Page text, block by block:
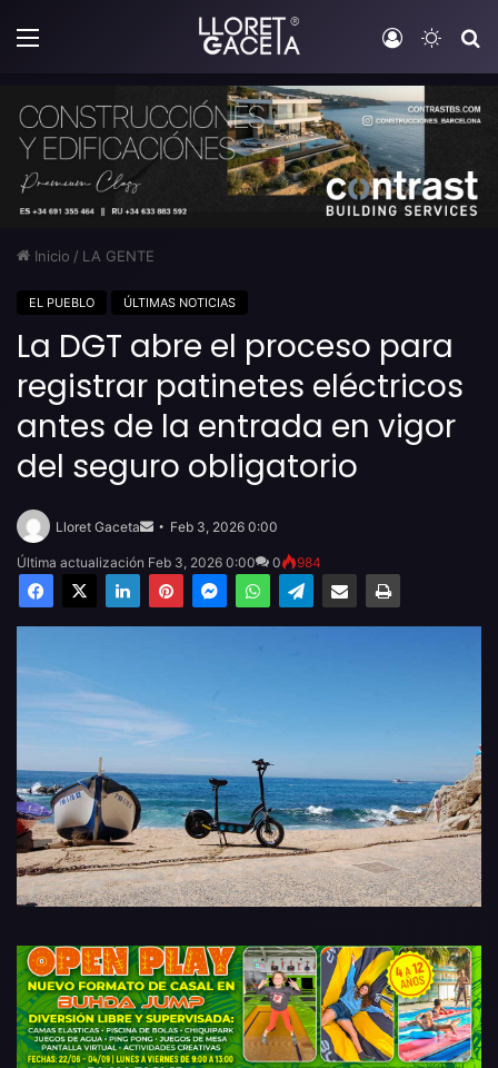
Menú Iniciar
Inicio / LA GENTE
EL PUEBLO ÚLTIMAS NOTICIAS
La DGT abre el proceso para
registrar patinetes eléctricos
antes de la entrada en vigor
del seguro obligatorio
Lloret Gaceta
email
Feb 3, 2026 0:00
Última actualización Feb 3, 2026 0:00 0 984
Facebook
X LinkedInPinterestMessengerWhatsAppTelegramCompartir por email Imprimir